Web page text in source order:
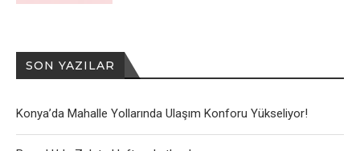
SON YAZILAR
Konya’da Mahalle Yollarında Ulaşım Konforu Yükseliyor!